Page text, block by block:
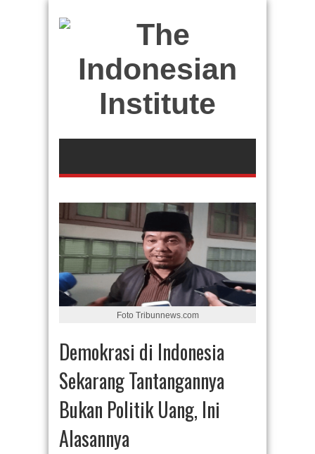
Foto Tribunnews.com
Demokrasi di Indonesia
Sekarang Tantangannya
Bukan Politik Uang, Ini
Alasannya